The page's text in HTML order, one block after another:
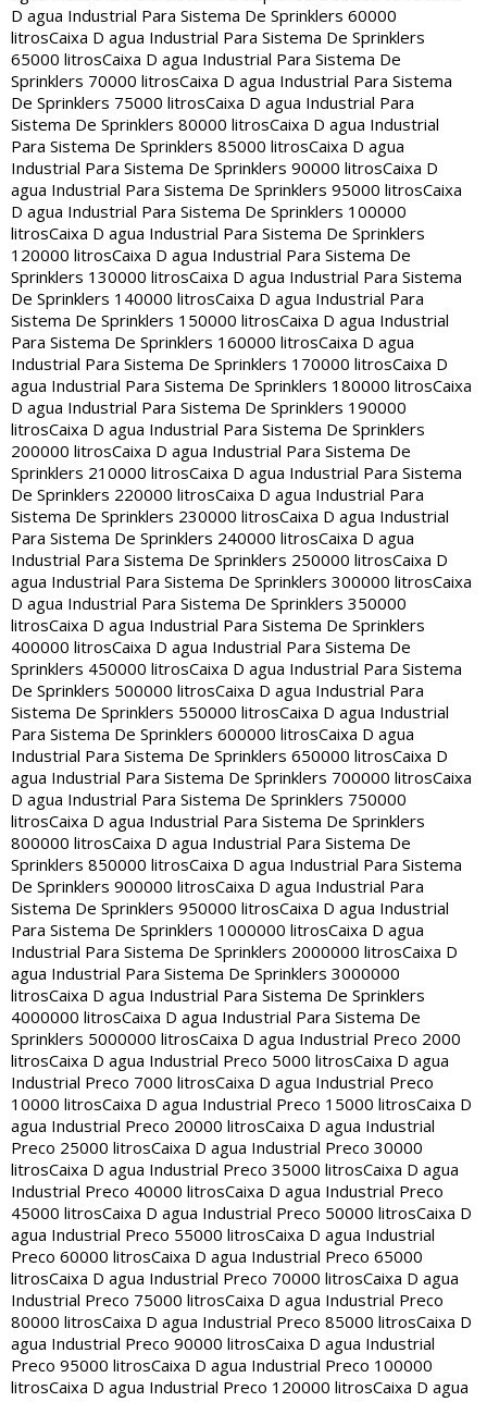
D agua Industrial Para Sistema De Sprinklers 60000
litrosCaixa D agua Industrial Para Sistema De Sprinklers
65000 litrosCaixa D agua Industrial Para Sistema De
Sprinklers 70000 litrosCaixa D agua Industrial Para Sistema
De Sprinklers 75000 litrosCaixa D agua Industrial Para
Sistema De Sprinklers 80000 litrosCaixa D agua Industrial
Para Sistema De Sprinklers 85000 litrosCaixa D agua
Industrial Para Sistema De Sprinklers 90000 litrosCaixa D
agua Industrial Para Sistema De Sprinklers 95000 litrosCaixa
D agua Industrial Para Sistema De Sprinklers 100000
litrosCaixa D agua Industrial Para Sistema De Sprinklers
120000 litrosCaixa D agua Industrial Para Sistema De
Sprinklers 130000 litrosCaixa D agua Industrial Para Sistema
De Sprinklers 140000 litrosCaixa D agua Industrial Para
Sistema De Sprinklers 150000 litrosCaixa D agua Industrial
Para Sistema De Sprinklers 160000 litrosCaixa D agua
Industrial Para Sistema De Sprinklers 170000 litrosCaixa D
agua Industrial Para Sistema De Sprinklers 180000 litrosCaixa
D agua Industrial Para Sistema De Sprinklers 190000
litrosCaixa D agua Industrial Para Sistema De Sprinklers
200000 litrosCaixa D agua Industrial Para Sistema De
Sprinklers 210000 litrosCaixa D agua Industrial Para Sistema
De Sprinklers 220000 litrosCaixa D agua Industrial Para
Sistema De Sprinklers 230000 litrosCaixa D agua Industrial
Para Sistema De Sprinklers 240000 litrosCaixa D agua
Industrial Para Sistema De Sprinklers 250000 litrosCaixa D
agua Industrial Para Sistema De Sprinklers 300000 litrosCaixa
D agua Industrial Para Sistema De Sprinklers 350000
litrosCaixa D agua Industrial Para Sistema De Sprinklers
400000 litrosCaixa D agua Industrial Para Sistema De
Sprinklers 450000 litrosCaixa D agua Industrial Para Sistema
De Sprinklers 500000 litrosCaixa D agua Industrial Para
Sistema De Sprinklers 550000 litrosCaixa D agua Industrial
Para Sistema De Sprinklers 600000 litrosCaixa D agua
Industrial Para Sistema De Sprinklers 650000 litrosCaixa D
agua Industrial Para Sistema De Sprinklers 700000 litrosCaixa
D agua Industrial Para Sistema De Sprinklers 750000
litrosCaixa D agua Industrial Para Sistema De Sprinklers
800000 litrosCaixa D agua Industrial Para Sistema De
Sprinklers 850000 litrosCaixa D agua Industrial Para Sistema
De Sprinklers 900000 litrosCaixa D agua Industrial Para
Sistema De Sprinklers 950000 litrosCaixa D agua Industrial
Para Sistema De Sprinklers 1000000 litrosCaixa D agua
Industrial Para Sistema De Sprinklers 2000000 litrosCaixa D
agua Industrial Para Sistema De Sprinklers 3000000
litrosCaixa D agua Industrial Para Sistema De Sprinklers
4000000 litrosCaixa D agua Industrial Para Sistema De
Sprinklers 5000000 litrosCaixa D agua Industrial Preco 2000
litrosCaixa D agua Industrial Preco 5000 litrosCaixa D agua
Industrial Preco 7000 litrosCaixa D agua Industrial Preco
10000 litrosCaixa D agua Industrial Preco 15000 litrosCaixa D
agua Industrial Preco 20000 litrosCaixa D agua Industrial
Preco 25000 litrosCaixa D agua Industrial Preco 30000
litrosCaixa D agua Industrial Preco 35000 litrosCaixa D agua
Industrial Preco 40000 litrosCaixa D agua Industrial Preco
45000 litrosCaixa D agua Industrial Preco 50000 litrosCaixa D
agua Industrial Preco 55000 litrosCaixa D agua Industrial
Preco 60000 litrosCaixa D agua Industrial Preco 65000
litrosCaixa D agua Industrial Preco 70000 litrosCaixa D agua
Industrial Preco 75000 litrosCaixa D agua Industrial Preco
80000 litrosCaixa D agua Industrial Preco 85000 litrosCaixa D
agua Industrial Preco 90000 litrosCaixa D agua Industrial
Preco 95000 litrosCaixa D agua Industrial Preco 100000
litrosCaixa D agua Industrial Preco 120000 litrosCaixa D agua